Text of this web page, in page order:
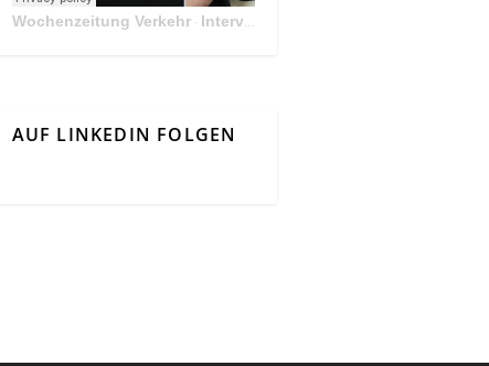
Wochenzeitung Verkehr· Interview Mit Andreas Matthä, CEO der ÖBB Holding
AUF LINKEDIN FOLGEN